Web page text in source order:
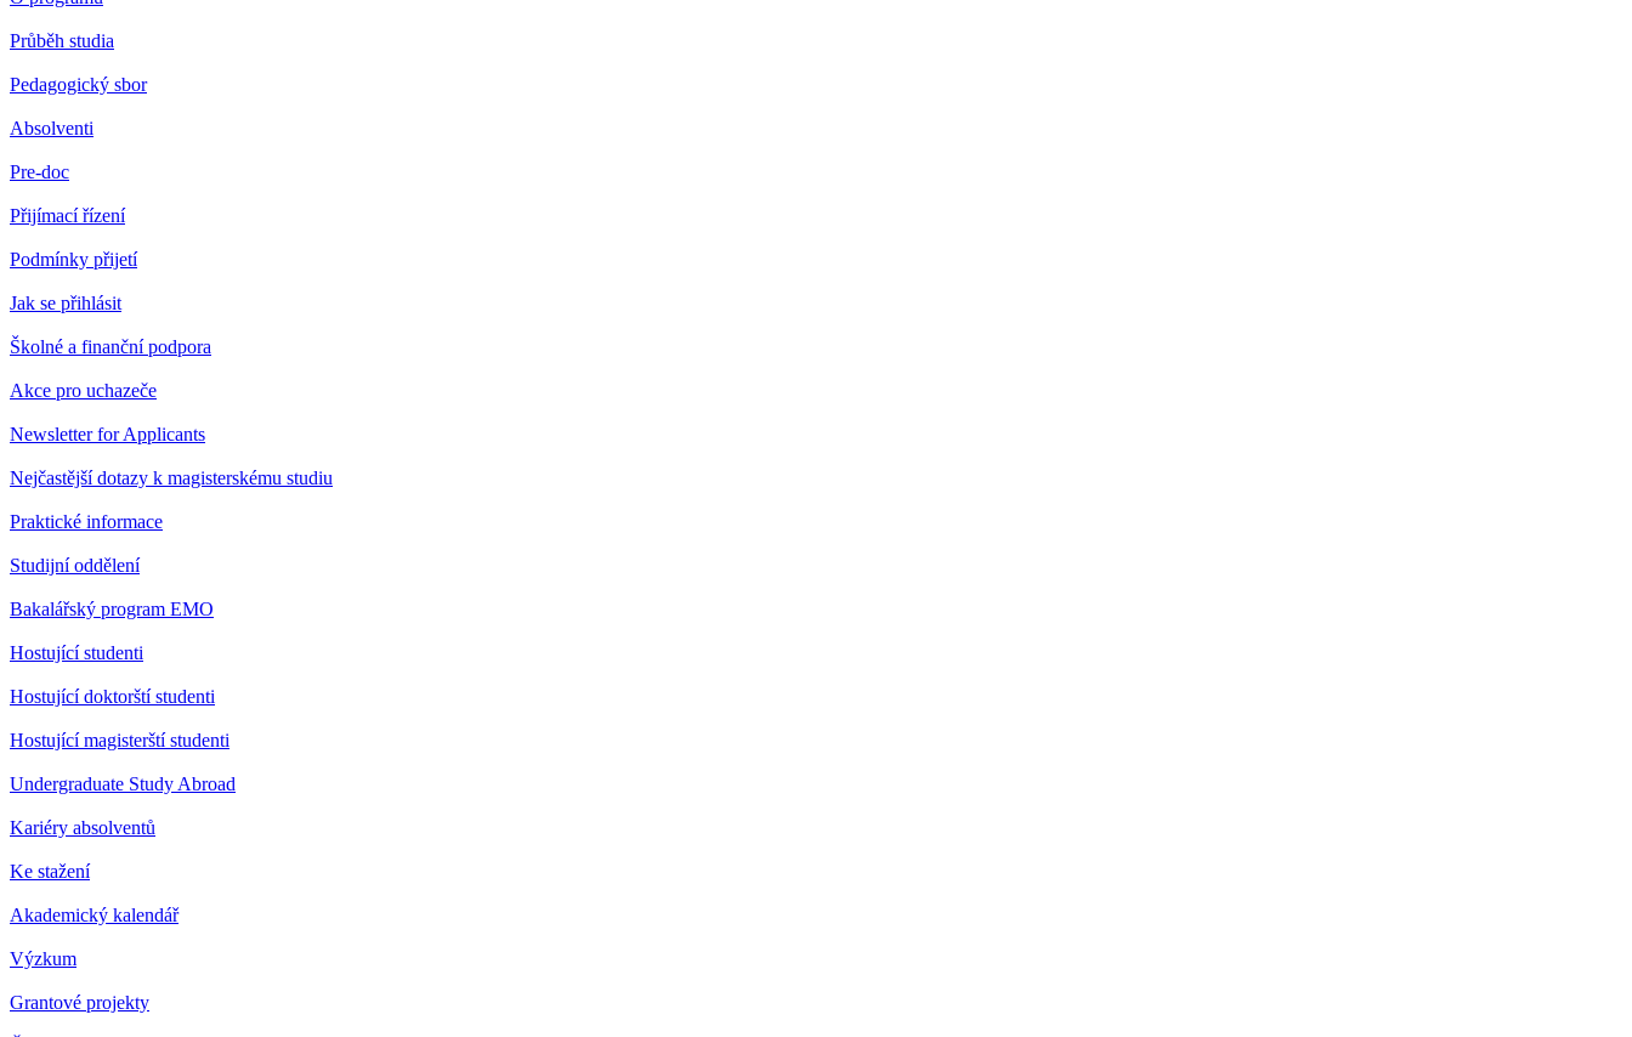
Průběh studia
Pedagogický sbor
Absolventi
Pre-doc
Přijímací řízení
Podmínky přijetí
Jak se přihlásit
Školné a finanční podpora
Akce pro uchazeče
Newsletter for Applicants
Nejčastější dotazy k magisterskému studiu
Praktické informace
Studijní oddělení
Bakalářský program EMO
Hostující studenti
Hostující doktorští studenti
Hostující magisterští studenti
Undergraduate Study Abroad
Kariéry absolventů
Ke stažení
Akademický kalendář
Výzkum
Grantové projekty